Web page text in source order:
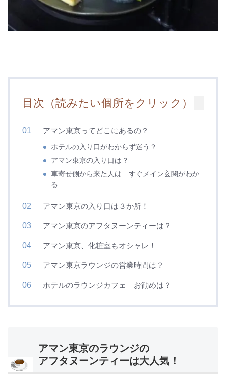
目次（読みたい個所をクリック）
アマン東京ってどこにあるの？
ホテルの入り口がわからず迷う？
アマン東京の入り口は？
車寄せ側から来た人は すぐメイン玄関がわか
る
アマン東京の入り口は３か所！
アマン東京のアフタヌーンティーは？
アマン東京、化粧室もオシャレ！
アマン東京ラウンジの営業時間は？
ホテルのラウンジカフェ お勧めは？
アマン東京のラウンジの
アフタヌーンティーは大人気！